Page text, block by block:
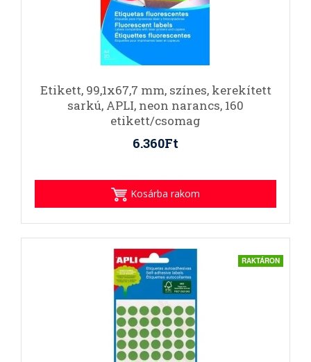
Etikett, 99,1x67,7 mm, színes, kerekített
sarkú, APLI, neon narancs, 160
etikett/csomag
6.360Ft
Kosárba rakom
RAKTÁRON